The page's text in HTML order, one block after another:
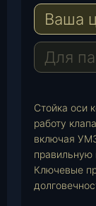
r
a
m
s
A
p
a
i
l
Ваша
Для
Стойка оси
работу
включая
правильную
Ключевые